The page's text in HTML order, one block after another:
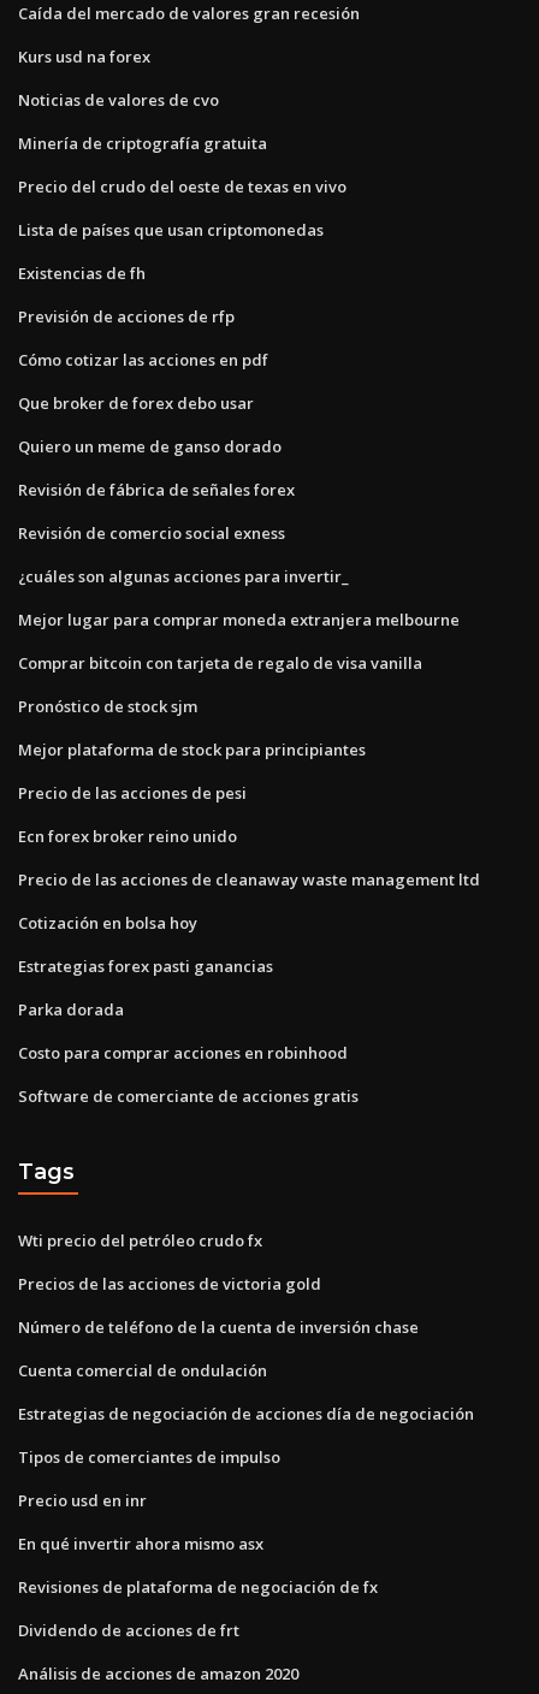
Caída del mercado de valores gran recesión
Kurs usd na forex
Noticias de valores de cvo
Minería de criptografía gratuita
Precio del crudo del oeste de texas en vivo
Lista de países que usan criptomonedas
Existencias de fh
Previsión de acciones de rfp
Cómo cotizar las acciones en pdf
Que broker de forex debo usar
Quiero un meme de ganso dorado
Revisión de fábrica de señales forex
Revisión de comercio social exness
¿cuáles son algunas acciones para invertir_
Mejor lugar para comprar moneda extranjera melbourne
Comprar bitcoin con tarjeta de regalo de visa vanilla
Pronóstico de stock sjm
Mejor plataforma de stock para principiantes
Precio de las acciones de pesi
Ecn forex broker reino unido
Precio de las acciones de cleanaway waste management ltd
Cotización en bolsa hoy
Estrategias forex pasti ganancias
Parka dorada
Costo para comprar acciones en robinhood
Software de comerciante de acciones gratis
Tags
Wti precio del petróleo crudo fx
Precios de las acciones de victoria gold
Número de teléfono de la cuenta de inversión chase
Cuenta comercial de ondulación
Estrategias de negociación de acciones día de negociación
Tipos de comerciantes de impulso
Precio usd en inr
En qué invertir ahora mismo asx
Revisiones de plataforma de negociación de fx
Dividendo de acciones de frt
Análisis de acciones de amazon 2020